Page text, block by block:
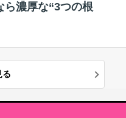
濃厚な“3つの根
る